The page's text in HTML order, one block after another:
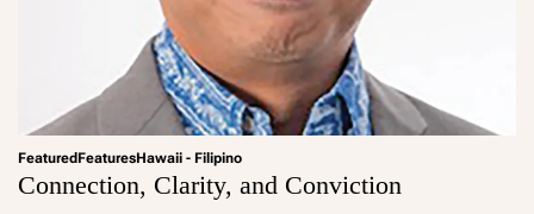
Featured FeaturesHawaii - Filipino
Connection, Clarity, and Conviction
a